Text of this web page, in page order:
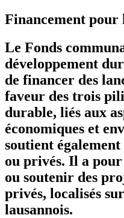
Financement pour
Le Fonds
développement
de financer des
faveur des trois
durable, liés aux
économiques et
soutient
ou privés. Il a
ou soutenir des
privés, localisés
lausannois.